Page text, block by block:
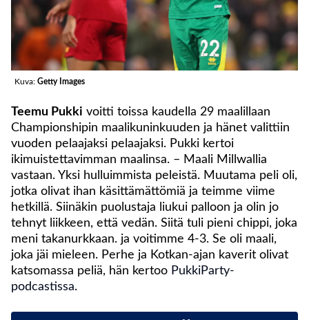
Kuva: Getty Images
Teemu Pukki voitti toissa kaudella 29 maalillaan
Championshipin maalikuninkuuden ja hänet valittiin
vuoden pelaajaksi pelaajaksi. Pukki kertoi
ikimuistettavimman maalinsa. – Maali Millwallia
vastaan. Yksi hulluimmista peleistä. Muutama peli oli,
jotka olivat ihan käsittämättömiä ja teimme viime
hetkillä. Siinäkin puolustaja liukui palloon ja olin jo
tehnyt liikkeen, että vedän. Siitä tuli pieni chippi, joka
meni takanurkkaan. ja voitimme 4-3. Se oli maali,
joka jäi mieleen. Perhe ja Kotkan-ajan kaverit olivat
katsomassa peliä, hän kertoo PukkiParty-
podcastissa.